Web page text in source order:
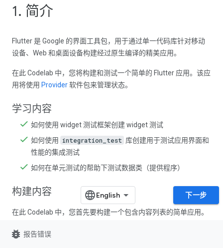
1. 简介
Flutter 是 Google 的界面工具包，用于通过单一代码库针对移动
设备、Web 和桌面设备构建经过原生编译的精美应用。
在此 Codelab 中，您将构建和测试一个简单的 Flutter 应用。该应
用将使用 Provider软件包来管理状态。
学习内容
如何使用 widget 测试框架创建 widget 测试
如何使用
integration_test 库创建用于测试应用界面和
性能的集成测试
如何在单元测试的帮助下测试数据类（提供程序）
构建内容
在此 Codelab 中，您首先要构建一个包含内容列表的简单应用。
操作：
下一步
bug_report 报告错误